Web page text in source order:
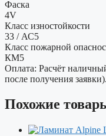
Фаска
4V
Класс изностойкости
33 / АС5
Класс пожарной
КМ5
Оплата: Расчёт
после получения заявки).
Похожие